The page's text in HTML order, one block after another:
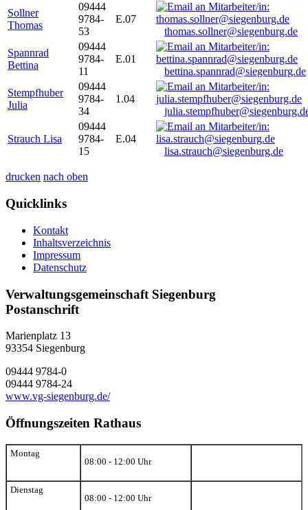
Sollner
Thomas
09444
9784-
53
E.07
thomas.sollner@siegenburg.de
Spannrad
Bettina
09444
9784-
11
E.01
bettina.spannrad@siegenburg.de
Stempfhuber
Julia
09444
9784-
34
1.04
Strauch Lisa
09444
9784-
15
E.04
lisa.strauch@siegenburg.de
drucken nach oben
Quicklinks
Kontakt
Inhaltsverzeichnis
Impressum
Datenschutz
Verwaltungsgemeinschaft Siegenburg
Postanschrift
Marienplatz 13
93354 Siegenburg
09444 9784-0
09444 9784-24
www.vg-siegenburg.de/
Öffnungszeiten Rathaus
Montag
08:00 - 12:00 Uhr
Dienstag
08:00 - 12:00 Uhr